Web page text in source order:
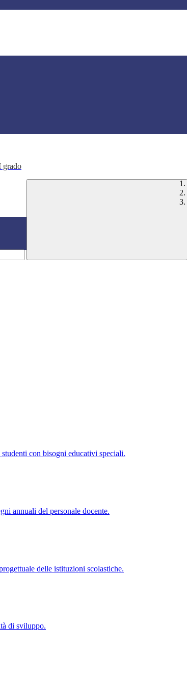
grado
con bisogni educativi speciali.
annuali del personale docente.
delle istituzioni scolastiche.
di sviluppo.